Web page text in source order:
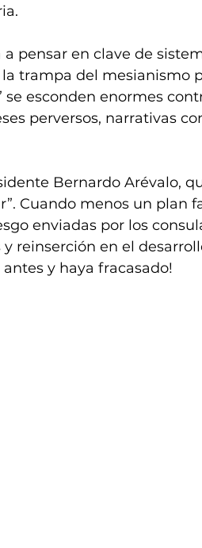
pensar en clave de
trampa del mesianismo
se esconden enormes
perversos, narrativas
Bernardo Arévalo,
Cuando menos un plan
enviadas por los
reinserción en el
y haya fracasado!